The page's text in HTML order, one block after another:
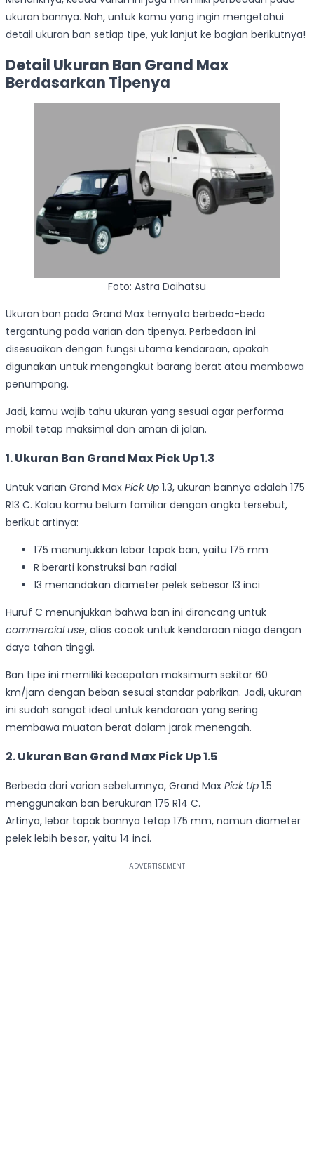
ukuran bannya. Nah, untuk kamu yang ingin mengetahui
detail ukuran ban setiap tipe, yuk lanjut ke bagian berikutnya!
Detail Ukuran Ban Grand Max
Berdasarkan Tipenya
Foto: Astra Daihatsu
Ukuran ban pada Grand Max ternyata berbeda-beda
tergantung pada varian dan tipenya. Perbedaan ini
disesuaikan dengan fungsi utama kendaraan, apakah
digunakan untuk mengangkut barang berat atau membawa
penumpang.
Jadi, kamu wajib tahu ukuran yang sesuai agar performa
mobil tetap maksimal dan aman di jalan.
1. Ukuran Ban Grand Max Pick Up 1.3
Untuk varian Grand Max Pick Up 1.3, ukuran bannya adalah 175
R13 C. Kalau kamu belum familiar dengan angka tersebut,
berikut artinya:
175 menunjukkan lebar tapak ban, yaitu 175 mm
R berarti konstruksi ban radial
13 menandakan diameter pelek sebesar 13 inci
Huruf C menunjukkan bahwa ban ini dirancang untuk
commercial use, alias cocok untuk kendaraan niaga dengan
daya tahan tinggi.
Ban tipe ini memiliki kecepatan maksimum sekitar 60
km/jam dengan beban sesuai standar pabrikan. Jadi, ukuran
ini sudah sangat ideal untuk kendaraan yang sering
membawa muatan berat dalam jarak menengah.
2. Ukuran Ban Grand Max Pick Up 1.5
Berbeda dari varian sebelumnya, Grand Max Pick Up 1.5
menggunakan ban berukuran 175 R14 C.
Artinya, lebar tapak bannya tetap 175 mm, namun diameter
pelek lebih besar, yaitu 14 inci.